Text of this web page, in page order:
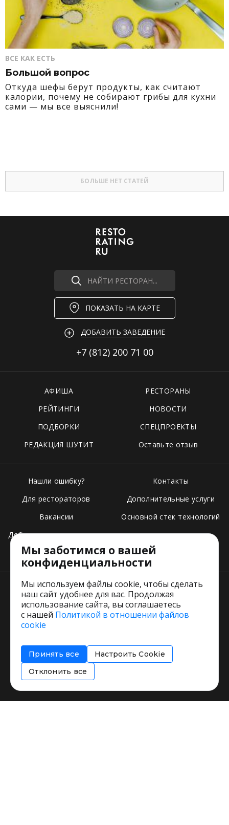
ВСЕ КАК ЕСТЬ
Большой вопрос
Откуда шефы берут продукты, как считают
калории, почему не собирают грибы для кухни
сами — мы все выяснили!
БОЛЬШЕ НЕТ СТАТЕЙ
НАЙТИ РЕСТОРАН...
ПОКАЗАТЬ НА КАРТЕ
ДОБАВИТЬ ЗАВЕДЕНИЕ
+7 (812) 200 71 00
АФИША
РЕСТОРАНЫ
РЕЙТИНГИ
НОВОСТИ
ПОДБОРКИ
СПЕЦПРОЕКТЫ
РЕДАКЦИЯ ШУТИТ
Оставьте отзыв
Нашли ошибку?
Для рестораторов
Вакансии
Добавить свое заведение
Тарифы
Контакты
Дополнительные услуги
Основной стек технологий
Пользовательское соглашение
Соглашение об информировании
Политика использования cookies
Мы заботимся о вашей
конфиденциальности
Мы используем файлы cookie, чтобы сделать
наш сайт удобнее для вас. Продолжая
использование сайта, вы соглашаетесь
с нашей Политикой в отношении файлов
cookie
Принять все
Настроить Cookie
Отклонить все